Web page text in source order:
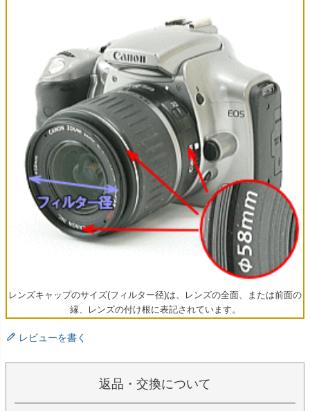
レンズキャップのサイズ(フィルター径)は、レンズの全面、または前面の
縁、レンズの付け根に表記されています。
レビューを書く
返品・交換について